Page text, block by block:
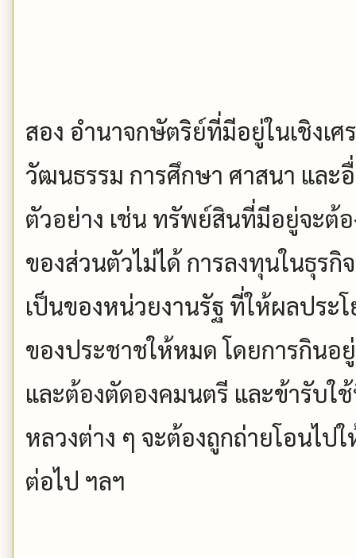
สอง อำนาจกษัตริย์ที่มีอยู่ในเชิงเ
วัฒนธรรม การศึกษา ศาสนา และ
ตัวอย่าง เช่น ทรัพย์สินที่มีอยู่จะต้
ของส่วนตัวไม่ได้ การลงทุนในธุร
เป็นของหน่วยงานรัฐ ที่ให้ผลประ
ของประชาชให้หมด โดยการกินอ
และต้องตัดองคมนตรี และข้ารับใ
หลวงต่าง ๆ จะต้องถูกถ่ายโอนไ
ต่อไป ฯลฯ